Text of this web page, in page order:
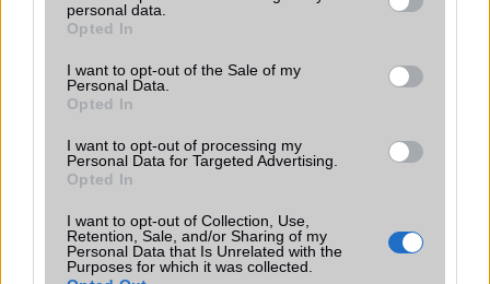
grant or deny consent to Google and its third-party tags to
use your data for below specified purposes in below Google
consent section.
personal data.
Opted In
I want to opt-out of the Sale of my
Personal Data.
Opted In
I want to opt-out of processing my
Personal Data for Targeted Advertising.
Opted In
I want to opt-out of Collection, Use,
Retention, Sale, and/or Sharing of my
Personal Data that Is Unrelated with the
Purposes for which it was collected.
KAPCSOLÓDÓ HÍREK
Sony Xperia Z5 más szögből
IFA 2015: Sony Xperia Z5 Compact, kicsi a bors, de erõs
Ennyibe kerülnek az új Sony Xperia Z5 mobilok
Az Xperia Z5 Compactot is megizzasztja a túlmelegedés